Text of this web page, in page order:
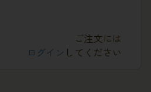
ご注文には
ログイン してください